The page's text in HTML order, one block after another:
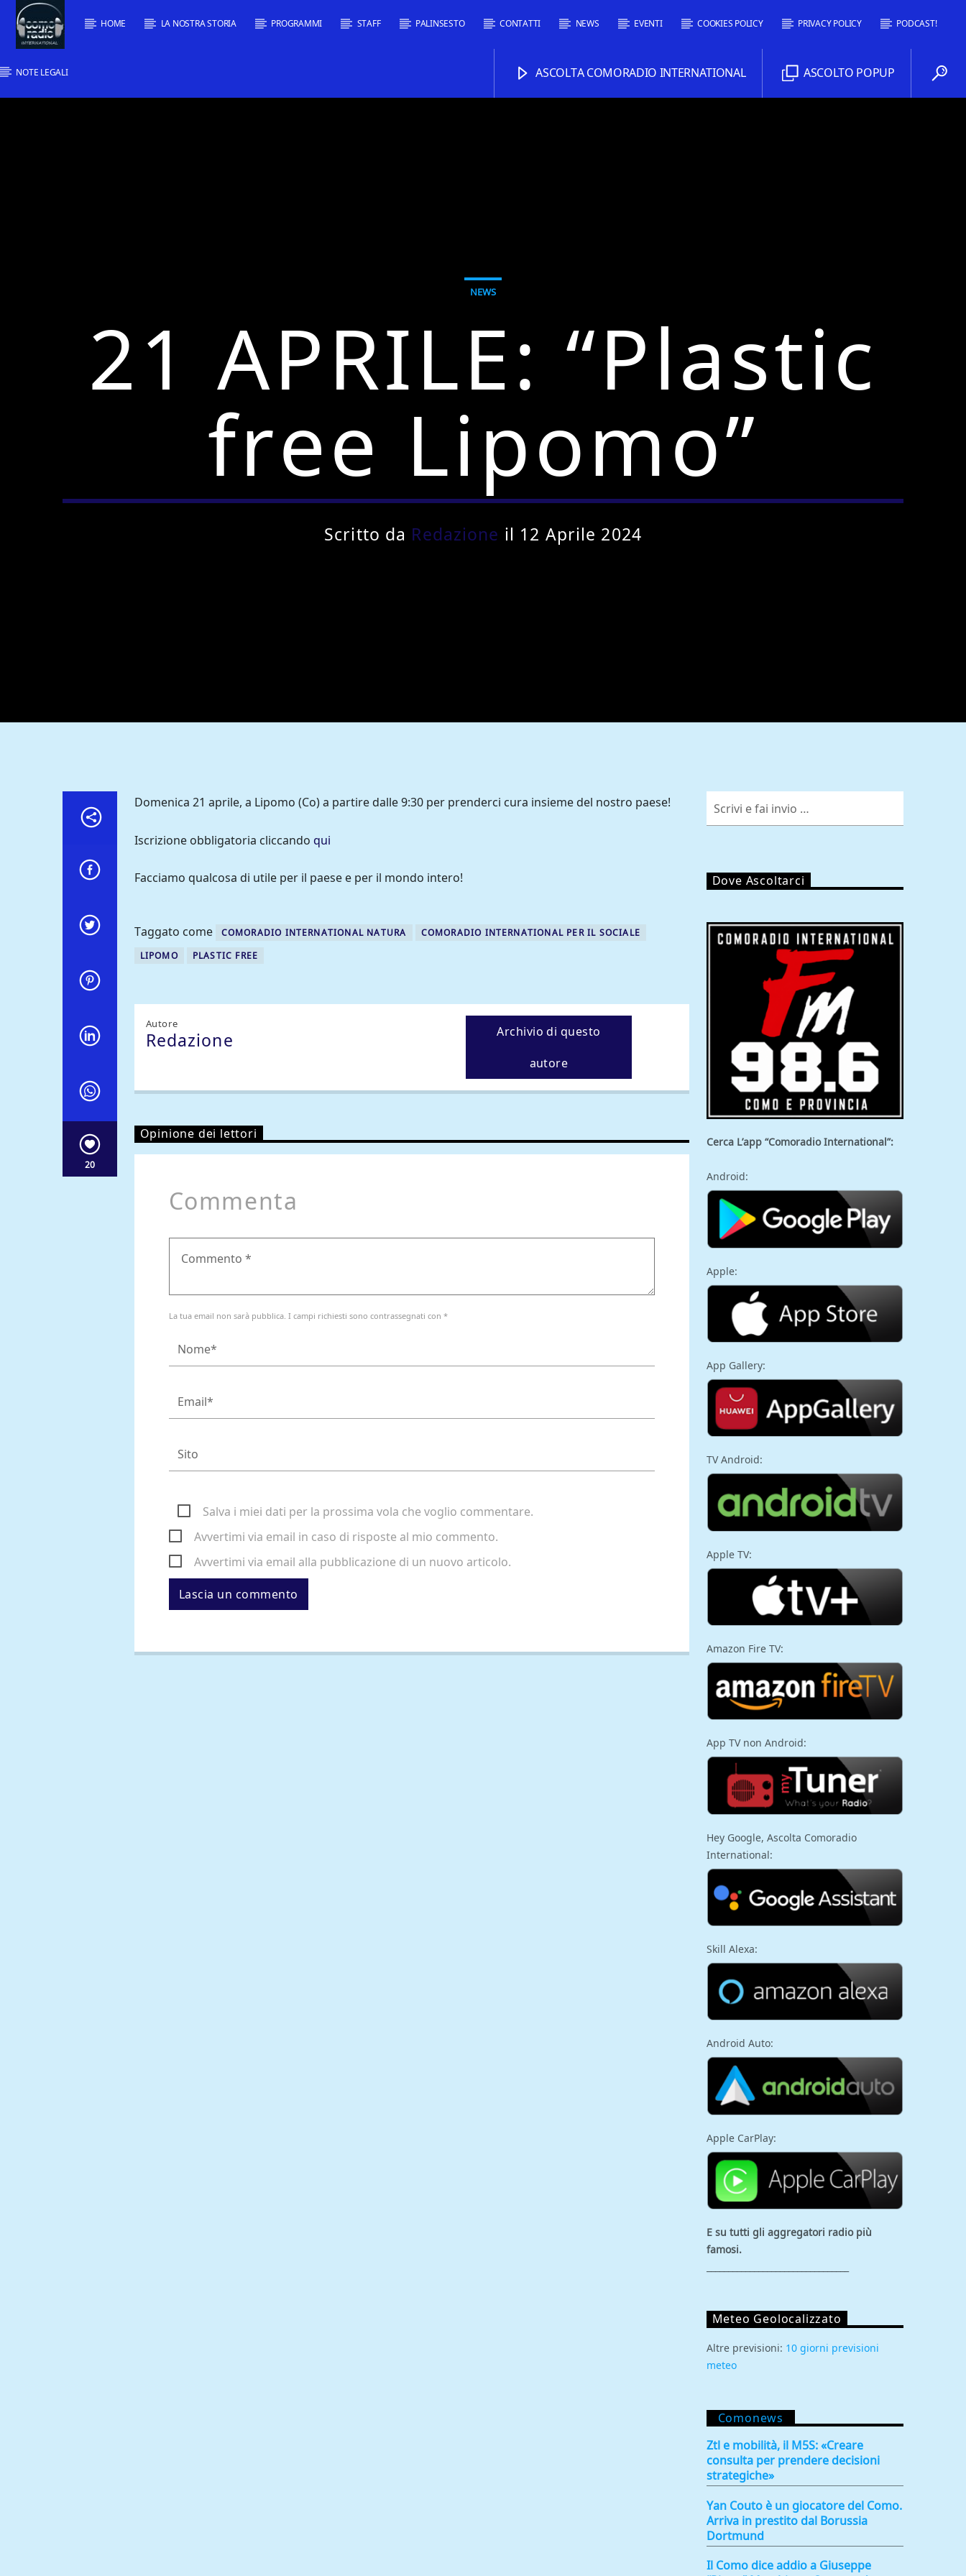
HOME LA NOSTRA STORIA PROGRAMMI STAFF PALINSESTO CONTATTI NEWS EVENTI COOKIES POLICY PRIVACY POLICY PODCAST!
NOTE LEGALI ASCOLTO POPUP
ASCOLTA COMORADIO INTERNATIONAL
NEWS
21 APRILE: “Plastic
free Lipomo”
Scritto da Redazione il 12 Aprile 2024
20
Domenica 21 aprile, a Lipomo (Co) a partire dalle 9:30 per prenderci cura insieme del nostro paese!
Iscrizione obbligatoria cliccando qui
Facciamo qualcosa di utile per il paese e per il mondo intero!
Taggato come COMORADIO INTERNATIONAL NATURA
COMORADIO INTERNATIONAL PER IL SOCIALE
LIPOMO
PLASTIC FREE
Autore
Redazione
Archivio di questo
autore
Opinione dei lettori
Commenta
La tua email non sarà pubblica. I campi richiesti sono contrassegnati con *
Salva i miei dati per la prossima vola che voglio commentare.
Avvertimi via email in caso di risposte al mio commento.
Avvertimi via email alla pubblicazione di un nuovo articolo.
Dove Ascoltarci
Cerca L’app “Comoradio International”:
Android:
Apple:
App Gallery:
TV Android:
Apple TV:
Amazon Fire TV:
App TV non Android:
Hey Google, Ascolta Comoradio
International:
Skill Alexa:
Android Auto:
Apple CarPlay:
E su tutti gli aggregatori radio più
famosi.
Meteo Geolocalizzato
Altre previsioni: 10 giorni previsioni
meteo
Comonews
Ztl e mobilità, il M5S: «Creare
consulta per prendere decisioni
strategiche»
Yan Couto è un giocatore del Como.
Arriva in prestito dal Borussia
Dortmund
Il Como dice addio a Giuseppe